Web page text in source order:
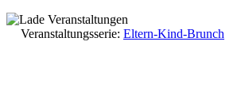
Skip
Veranstaltungsdetails
Veranstaltungsserie: Eltern-Kind-Brunch